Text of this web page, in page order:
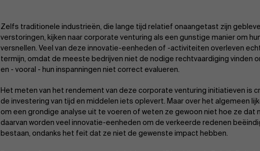
Zelfs traditionele industrieën, die lange tijd relatief onaangetast zijn
verstoringen, kijken naar corporate venturing als een gunstige manier om
versnellen. Veel van deze innovatie-eenheden of -activiteiten overleven
termijn, omdat de meeste bedrijven niet de nodige rechtvaardiging vinden
en - vooral - hun inspanningen niet correct evalueren.
Het meten van het rendement van deze corporate venturing initiatieven is
de investering van tijd en middelen iets oplevert. Maar over het algemeen
om een grondige analyse uit te voeren of weten ze gewoon niet hoe ze dat
daarvan worden veel innovatie-eenheden om de verkeerde redenen
bestaan, ondanks het feit dat ze niet de gewenste impact hebben.